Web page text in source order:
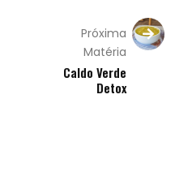
Próxima
Matéria
Caldo Verde
Detox